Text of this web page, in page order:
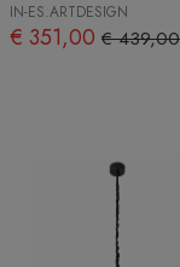
IN-ES.ARTDESIGN
€ 351,00€ 439,00